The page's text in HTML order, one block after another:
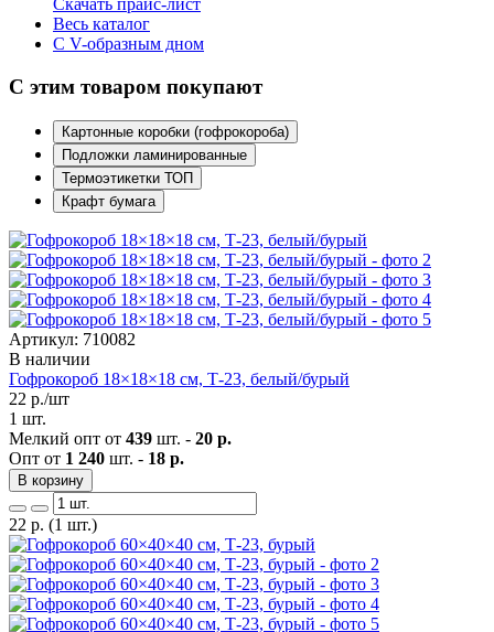
Скачать прайс-лист
Весь каталог
С V-образным дном
С этим товаром покупают
Картонные коробки (гофрокороба)
Подложки ламинированные
Термоэтикетки ТОП
Крафт бумага
Артикул: 710082
В наличии
Гофрокороб 18×18×18 см, Т-23, белый/бурый
22 р./шт
1 шт.
Мелкий опт от 439 шт. - 20 р.
Опт от 1 240 шт. - 18 р.
В корзину
22 р. (1 шт.)